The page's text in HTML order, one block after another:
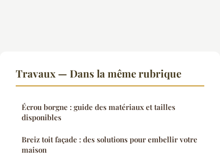
Travaux — Dans la même rubrique
Écrou borgne : guide des matériaux et tailles
disponibles
Breiz toit façade : des solutions pour embellir votre
maison